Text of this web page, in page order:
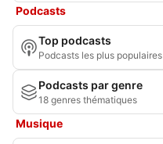
Podcasts
Top podcasts
Podcasts les plus populaires
Podcasts par genre
18 genres thématiques
Musique